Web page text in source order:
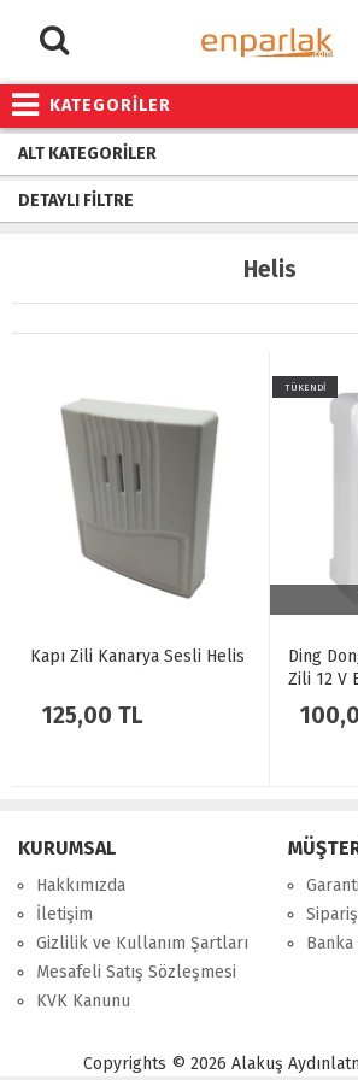
KATEGORİLER
ALT KATEGORILER
DETAYLI FILTRE
Helis
Kapı Zili Kanarya Sesli Helis
125,00 TL
TÜKENDİ
Ding
Zili 12 V
KURUMSAL
Hakkımızda
İletişim
Gizlilik ve Kullanım Şartları
Mesafeli Satış Sözleşmesi
KVK Kanunu
Copyrights © 2026 Alakuş